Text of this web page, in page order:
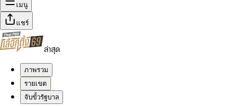
เมนู
แชร์
ล่าสุด
ภาพรวม
รายเขต
จับขั้วรัฐบาล